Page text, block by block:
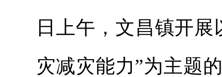
日上午，文昌镇开
灾减灾能力”为主题